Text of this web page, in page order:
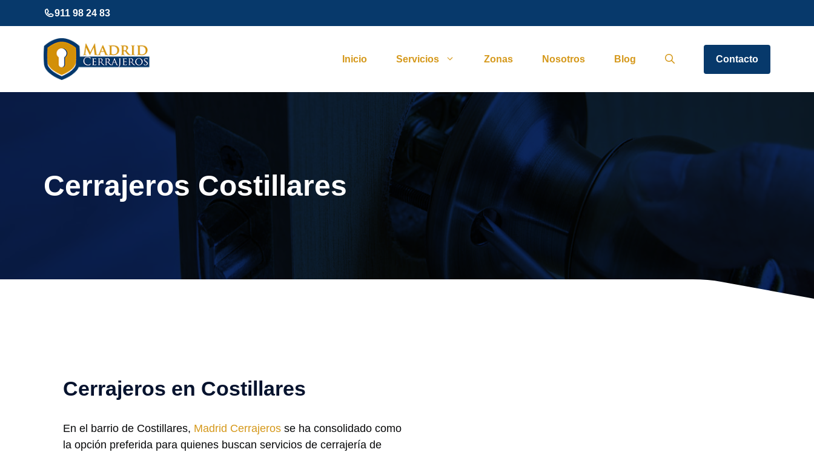
al
911 98 24 83
Inicio Servicios Zonas Nosotros Blog Contacto
Cerrajeros Costillares
Cerrajeros en Costillares
En el barrio de Costillares, Madrid Cerrajeros se ha consolidado como
la opción preferida para quienes buscan servicios de cerrajería de